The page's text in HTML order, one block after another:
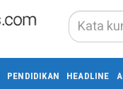
PENDIDIKAN HEADLINE